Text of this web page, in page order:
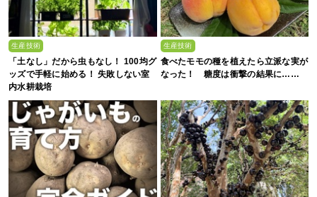
生産技術
「土なし」だから虫もなし！ 100均グ
ッズで手軽に始める！ 失敗しない室
内水耕栽培
生産技術
食べたモモの種を植えたら立派な実が
なった！ 糖度は衝撃の結果に……